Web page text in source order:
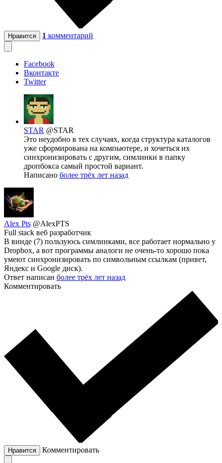
Нравится 1 комментарий
Facebook
Вконтакте
Twitter
STAR @STAR
Это неудобно в тех случаях, когда структура каталогов
уже сформирована на компьютере, и хочеться их
синхронизировать с другим, симлинки в папку
дропбокса самый простой вариант.
Написано более трёх лет назад
Alex Pts @AlexPTS
Full stack веб разработчик
В винде (7) пользуюсь симлинками, все работает нормально у
Dropbox, а вот программы аналоги не очень-то хорошо пока
умеют синхронизировать по символьным ссылкам (привет,
Яндекс и Google диск).
Ответ написан более трёх лет назад
Комментировать
Нравится Комментировать